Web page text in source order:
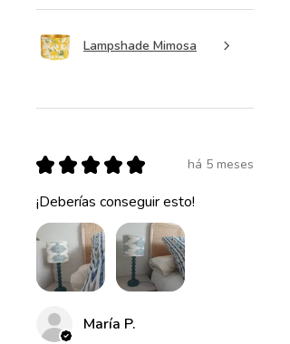
Lampshade Mimosa
★ ★ ★ ★ ★ há 5 meses
¡Deberías conseguir esto!
María P.